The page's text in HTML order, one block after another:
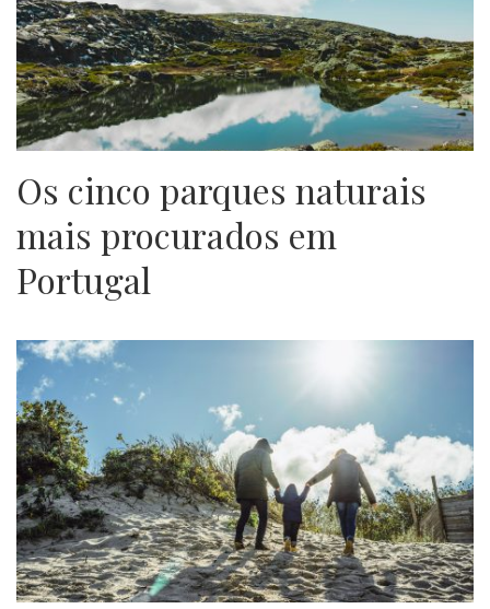
Os cinco parques naturais
mais procurados em
Portugal